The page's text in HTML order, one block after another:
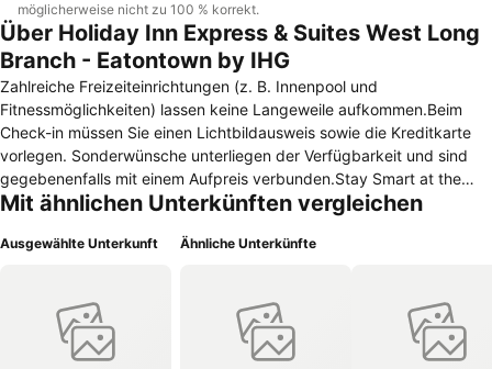
möglicherweise nicht zu 100 % korrekt.
Über Holiday Inn Express & Suites West Long
Branch - Eatontown by IHG
Zahlreiche Freizeiteinrichtungen (z. B. Innenpool und
Fitnessmöglichkeiten) lassen keine Langeweile aufkommen.Beim
Check-in müssen Sie einen Lichtbildausweis sowie die Kreditkarte
vorlegen. Sonderwünsche unterliegen der Verfügbarkeit und sind
gegebenenfalls mit einem Aufpreis verbunden.Stay Smart at the
Holiday Inn Express Hotel & Suites of West Long Branch, NJ, ideally
Monmouth Mall and beautiful Long Branch Beaches.Zentral gelegen
branch stati) -1 km zur nächstgelegenen Messestadt (?) In
Strandnähe.
Mit ähnlichen Unterkünften vergleichen
Ausgewählte Unterkunft Ähnliche Unterkünfte